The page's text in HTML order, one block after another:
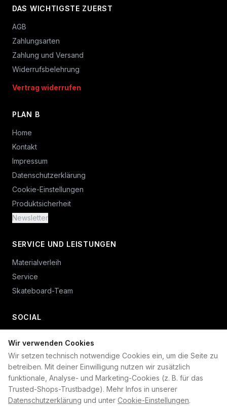
Wir verwenden Cookies
Wir setzen technisch notwendige Cookies ein, um die Seite zu
betreiben. Mit deiner Einwilligung nutzen wir zusätzlich
funktionale, Analyse- und Marketing-Cookies (z. B. für das
Trusted-Shops-Trustbadge). Mehr Infos in unserer
Datenschutzerklärung und unter Cookie-Einstellungen.
DAS WICHTIGSTE ZUERST
AGB
Zahlungsarten
Zahlung und Versand
Widerrufsbelehrung
Vertrag widerrufen
PLAN B
Home
Kontakt
Impressum
Datenschutzerklärung
Cookie-Einstellungen
Produktsicherheit
Newsletter
SERVICE UND LEISTUNGEN
Materialverleih
Service
Skateboard-Team
SOCIAL
+49 234 687 00 38
shop@plan-b-funsport.de
Sichere Zahlung mit: